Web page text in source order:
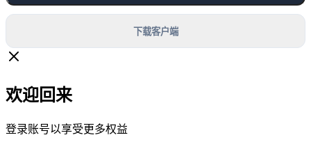
下载客户端
欢迎回来
登录账号以享受更多权益